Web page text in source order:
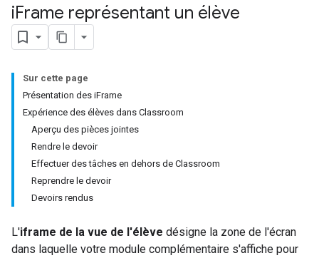
iFrame représentant un élève
Sur cette page
Présentation des iFrame
Expérience des élèves dans Classroom
Aperçu des pièces jointes
Rendre le devoir
Effectuer des tâches en dehors de Classroom
Reprendre le devoir
Devoirs rendus
L'iframe de la vue de l'élève désigne la zone de l'écran
dans laquelle votre module complémentaire s'affiche pour